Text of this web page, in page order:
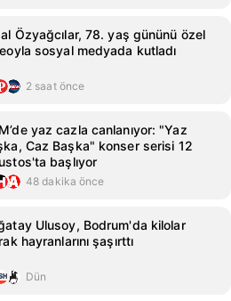
Özyağcılar, 78. yaş gününü özel
sosyal medyada kutladı
2 saat önce
yaz cazla canlanıyor: "Yaz
Caz Başka" konser serisi 12
başlıyor
48 dakika önce
Ulusoy, Bodrum'da kilolar
hayranlarını şaşırttı
Dün